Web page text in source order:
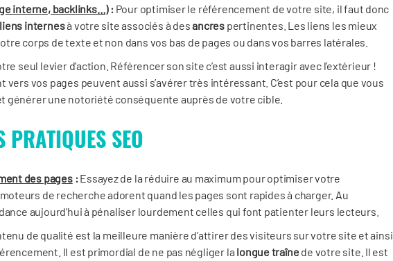
interne, backlinks…):Pour optimiser le référencement de votre site, il faut donc
liens internesà votre site associés à desancres pertinentes. Les liens les mieux
corps de texte et non dans vos bas de pages ou dans vos barres latérales.
seul levier d’action. Référencer son site c’est aussi interagir avec l’extérieur !
vers vos pages peuvent aussi s’avérer très intéressant. C’est pour cela que vous
générer une notoriété conséquente auprès de votre cible.
PRATIQUES SEO
des pages:Essayez de la réduire au maximum pour optimiser votre
de recherche adorent quand les pages sont rapides à charger. Au
aujourd’hui à pénaliser lourdement celles qui font patienter leurs lecteurs.
de qualité est la meilleure manière d’attirer des visiteurs sur votre site et ainsi
Il est primordial de ne pas négliger la longue traînede votre site. Il est